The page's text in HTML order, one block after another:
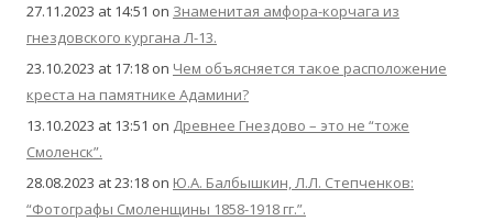
27.11.2023 at 14:51 on Знаменитая амфора-корчага из
гнездовского кургана Л-13.
23.10.2023 at 17:18 on Чем объясняется такое расположение
креста на памятнике Адамини?
13.10.2023 at 13:51 on Древнее Гнездово – это не “тоже
Смоленск”.
28.08.2023 at 23:18 on Ю.А. Балбышкин, Л.Л. Степченков:
“Фотографы Смоленщины 1858-1918 гг.”.